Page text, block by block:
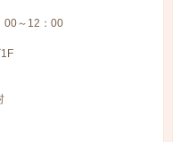
～12：00